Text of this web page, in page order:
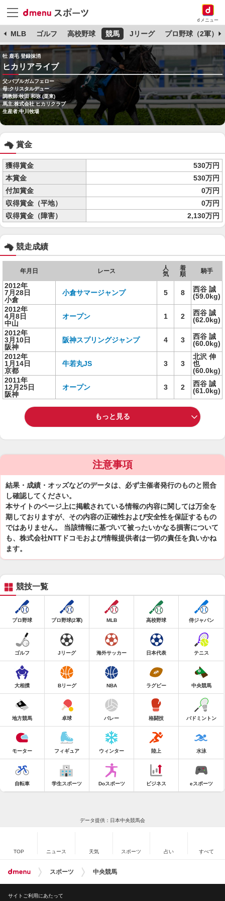
dメニュー
MLB ゴルフ 高校野球 競馬 Jリーグ プロ野球（2軍）
牡 鹿毛 登録抹消
ヒカリアライブ
父:バブルガムフェロー
母:クリスタルデュー
調教師:牧田 和弥 (栗東)
馬主:株式会社 ヒカリクラブ
生産者:中川牧場
賞金
獲得賞金
530万円
本賞金
530万円
付加賞金
0万円
収得賞金（平地）
0万円
収得賞金（障害）
2,130万円
競走成績
年月日 レース
人
気
着
順
騎手
2012年
7月28日
小倉
小倉サマージャンプ 5 8
西谷 誠
(59.0kg)
2012年
4月8日
中山
オープン 1 2
西谷 誠
(62.0kg)
2012年
3月10日
阪神
阪神スプリングジャンプ 4 3
西谷 誠
(60.0kg)
2012年
1月14日
京都
牛若丸JS 3 3
北沢 伸
也
(60.0kg)
2011年
12月25日
阪神
オープン 3 2
西谷 誠
(61.0kg)
もっと見る
注意事項
結果・成績・オッズなどのデータは、必ず主催者発行のものと照合
し確認してください。
本サイトのページ上に掲載されている情報の内容に関しては万全を
期しておりますが、その内容の正確性および安全性を保証するもの
ではありません。 当該情報に基づいて被ったいかなる損害について
も、株式会社NTTドコモおよび情報提供者は一切の責任を負いかね
ます。
競技一覧
プロ野球 プロ野球(2軍) MLB 高校野球 侍ジャパン
ゴルフ Jリーグ 海外サッカー 日本代表 テニス
大相撲 Bリーグ NBA ラグビー 中央競馬
地方競馬 卓球 バレー 格闘技 バドミントン
モーター フィギュア ウィンター 陸上 水泳
自転車 学生スポーツ Doスポーツ ビジネス eスポーツ
データ提供：日本中央競馬会
TOP ニュース 天気 スポーツ 占い すべて
スポーツ 中央競馬
サイトご利用にあたって